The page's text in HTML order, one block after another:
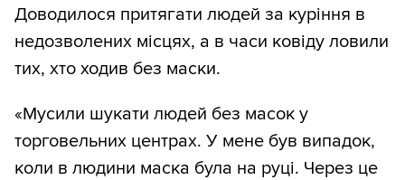
Доводилося притягати людей за куріння в
недозволених місцях, а в часи ковіду ловили
тих, хто ходив без маски.
«Мусили шукати людей без масок у
торговельних центрах. У мене був випадок,
коли в людини маска була на руці. Через це